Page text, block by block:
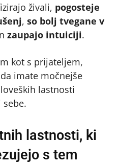
živali, pogosteje
, so bolj tvegane v
zaupajo intuiciji.
kot s prijateljem,
imate močnejše
lastnosti
lastnosti, ki
s tem